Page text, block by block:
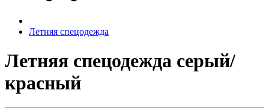
Летняя спецодежда
Летняя спецодежда серый/
красный